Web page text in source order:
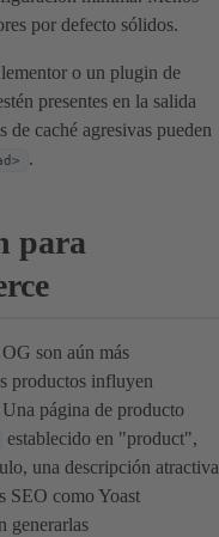
por defecto sólidos.
o un plugin de
presentes en la salida
caché agresivas pueden
.
para
son aún más
productos influyen
página de producto
establecido en "product",
una descripción atractiva
SEO como Yoast
generarlas